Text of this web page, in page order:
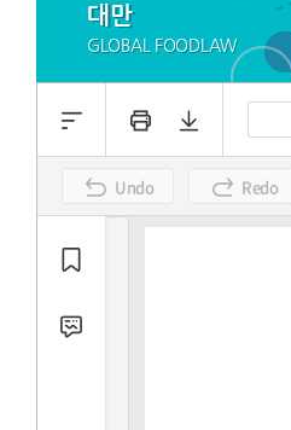
대만
GLOBAL FOODLAW